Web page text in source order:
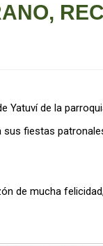
Yatuví de la
fiestas
de mucha